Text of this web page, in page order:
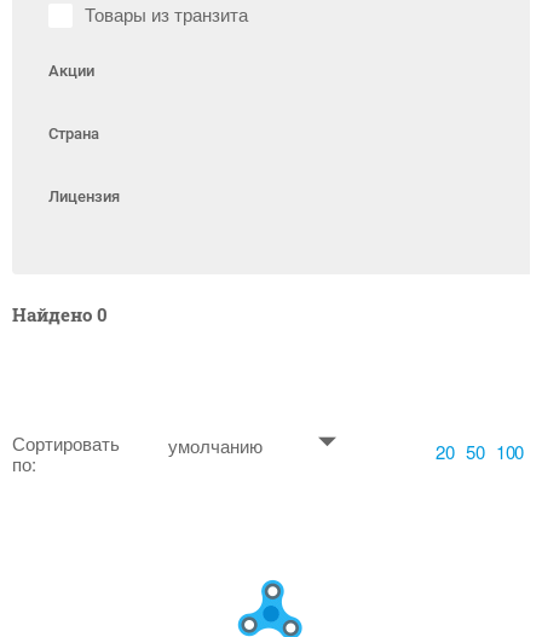
Товары из транзита
Акции
Страна
Лицензия
Найдено 0
Сортировать
по:
умолчанию 20 50 100